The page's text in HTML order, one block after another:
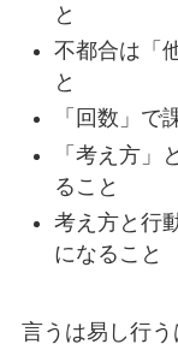
と
不都合は「
と
「回数」で
「考え方」
ること
考え方と行
になること
言うは易し行う